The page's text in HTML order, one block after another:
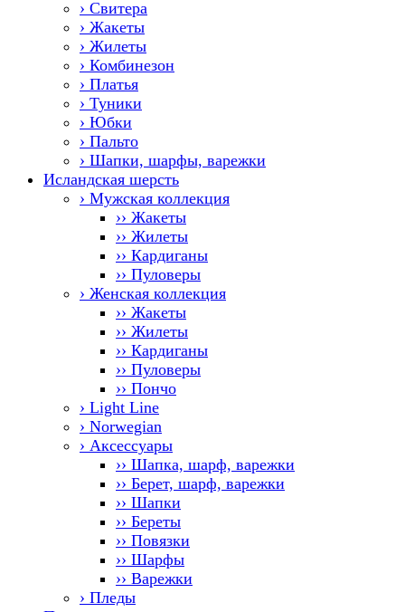
› Свитера
› Жакеты
› Жилеты
› Комбинезон
› Платья
› Туники
› Юбки
› Пальто
› Шапки, шарфы, варежки
Исландская шерсть
› Мужская коллекция
›› Жакеты
›› Жилеты
›› Кардиганы
›› Пуловеры
› Женская коллекция
›› Жакеты
›› Жилеты
›› Кардиганы
›› Пуловеры
›› Пончо
› Light Line
› Norwegian
› Аксессуары
›› Шапка, шарф, варежки
›› Берет, шарф, варежки
›› Шапки
›› Береты
›› Повязки
›› Шарфы
›› Варежки
› Пледы